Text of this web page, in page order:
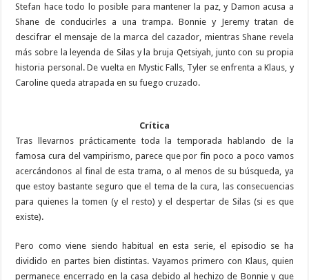
Stefan hace todo lo posible para mantener la paz, y Damon acusa a
Shane de conducirles a una trampa. Bonnie y Jeremy tratan de
descifrar el mensaje de la marca del cazador, mientras Shane revela
más sobre la leyenda de Silas y la bruja Qetsiyah, junto con su propia
historia personal. De vuelta en Mystic Falls, Tyler se enfrenta a Klaus, y
Caroline queda atrapada en su fuego cruzado.
Crítica
Tras llevarnos prácticamente toda la temporada hablando de la
famosa cura del vampirismo, parece que por fin poco a poco vamos
acercándonos al final de esta trama, o al menos de su búsqueda, ya
que estoy bastante seguro que el tema de la cura, las consecuencias
para quienes la tomen (y el resto) y el despertar de Silas (si es que
existe).
Pero como viene siendo habitual en esta serie, el episodio se ha
dividido en partes bien distintas. Vayamos primero con Klaus, quien
permanece encerrado en la casa debido al hechizo de Bonnie y que